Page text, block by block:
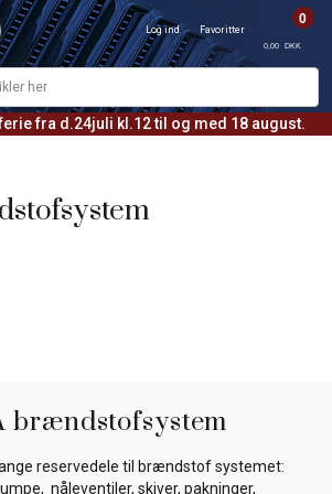
fra d.24juli kl.12 til og med 18 august.
Log ind Favoritter
0
0,00 DKK
brændstofsystem
reservedele til brændstof systemet:
nåleventiler, skiver, pakninger,